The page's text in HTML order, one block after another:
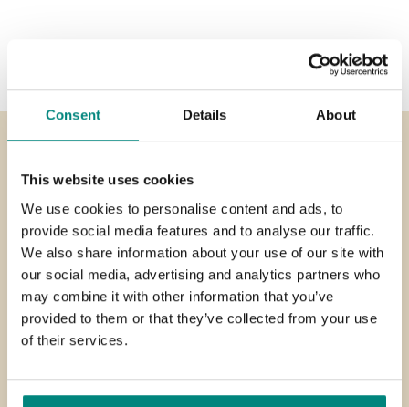
Consent Details About
This website uses cookies
We use cookies to personalise content and ads, to
provide social media features and to analyse our traffic.
We also share information about your use of our site with
our social media, advertising and analytics partners who
may combine it with other information that you’ve
provided to them or that they’ve collected from your use
of their services.
Besoin d’aide ?
Chez Henkelman, nous sommes toujours à votre entière
disposition. Nous sommes joignables du lundi au vendredi,
de 8 h 00 à 18 h 00 (CET). Vous pouvez aussi nous envoyer
un courriel bien entendu.